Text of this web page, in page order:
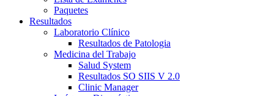
Paquetes
Resultados
Laboratorio Clínico
Resultados de Patologia
Medicina del Trabajo
Salud System
Resultados SO SIIS V 2.0
Clinic Manager